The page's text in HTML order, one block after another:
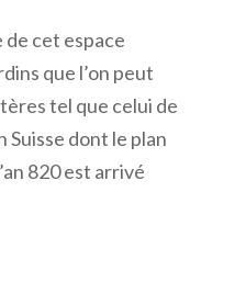
de cet espace
que l’on peut
tel que celui de
Suisse dont le plan
820 est arrivé